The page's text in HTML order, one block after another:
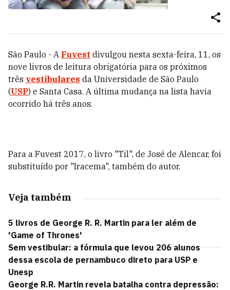
São Paulo - A Fuvest divulgou nesta sexta-feira, 11, os
nove livros de leitura obrigatória para os próximos
três vestibulares da Universidade de São Paulo
(USP) e Santa Casa. A última mudança na lista havia
ocorrido há três anos.
Para a Fuvest 2017, o livro "Til", de José de Alencar, foi
substituído por "Iracema", também do autor.
Veja também
5 livros de George R. R. Martin para ler além de
'Game of Thrones'
Sem vestibular: a fórmula que levou 206 alunos
dessa escola de pernambuco direto para USP e
Unesp
George R.R. Martin revela batalha contra depressão: